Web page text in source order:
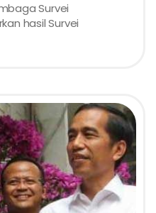
Survei
hasil Survei